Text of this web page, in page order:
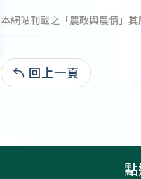
本網站刊載之「農政與農情」
回上一頁